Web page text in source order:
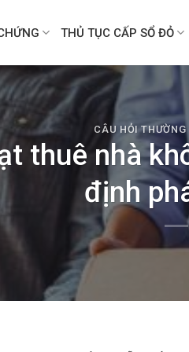
THỦ TỤC CẤP SỔ ĐỎ
CÂU HỎI THƯỜNG
thuê nhà
định